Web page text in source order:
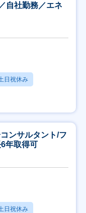
自社勤務／エネ
日祝休み
ンサルタント/フ
年取得可
日祝休み